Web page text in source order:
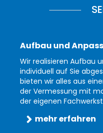
Aufbau und
Wir realisieren Aufbau
individuell auf Sie
bieten wir alles aus
der Vermessung mit
der eigenen
mehr erfahren